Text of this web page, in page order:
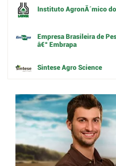
Instituto AgronÃ´mico do
Empresa Brasileira de
â€“ Embrapa
Sintese Agro Science